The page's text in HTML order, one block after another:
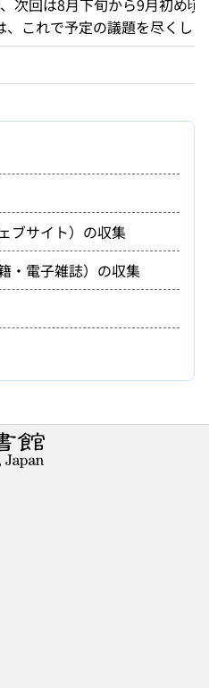
次回は8月下旬から9月初め
は、これで予定の議題を尽く
ブサイト）の収集
・電子雑誌）の収集